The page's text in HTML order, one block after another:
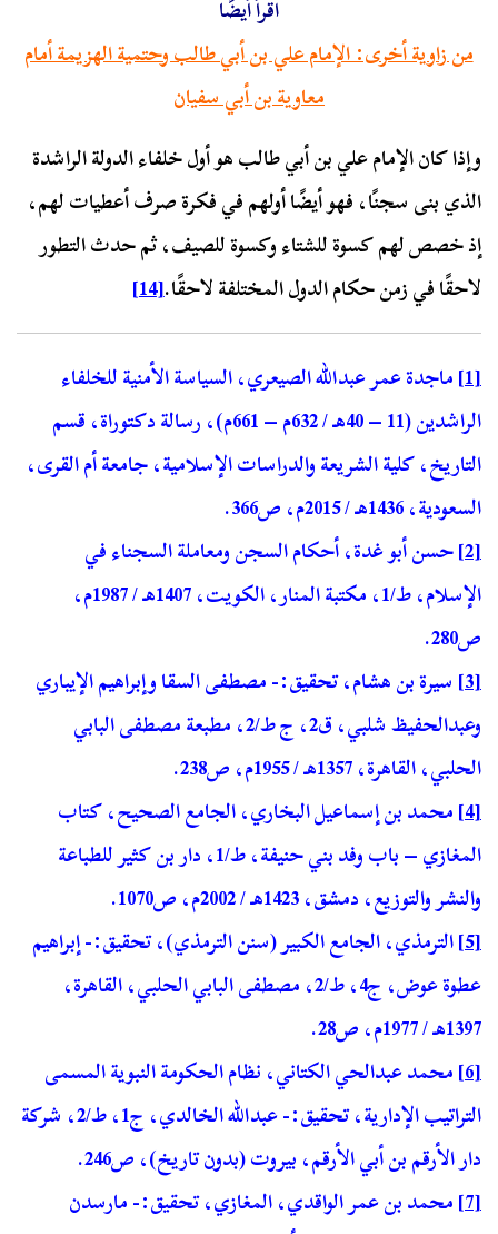
اقرأ أيضًا
من زاوية أخرى: الإمام علي بن أبي طالب وحتمية الهزيمة أمام
معاوية بن أبي سفيان
وإذا كان الإمام علي بن أبي طالب هو أول خلفاء الدولة الراشدة
الذي بنى سجنًا، فهو أيضًا أولهم في فكرة صرف أعطيات لهم،
إذ خصص لهم كسوة للشتاء وكسوة للصيف، ثم حدث التطور
لاحقًا في زمن حكام الدول المختلفة لاحقًا.[14]
[1] ماجدة عمر عبدالله الصيعري، السياسة الأمنية للخلفاء
الراشدين (11 – 40هـ / 632م – 661م)، رسالة دكتوراة، قسم
التاريخ، كلية الشريعة والدراسات الإسلامية، جامعة أم القرى،
السعودية، 1436هـ / 2015م، ص366.
[2] حسن أبو غدة، أحكام السجن ومعاملة السجناء في
الإسلام، ط/1، مكتبة المنار، الكويت، 1407هـ / 1987م،
ص280.
[3] سيرة بن هشام، تحقيق:- مصطفى السقا وإبراهيم الإيباري
وعبدالحفيظ شلبي، ق2، ج ط/2، مطبعة مصطفى البابي
الحلبي، القاهرة، 1357هـ / 1955م، ص238.
[4] محمد بن إسماعيل البخاري، الجامع الصحيح، كتاب
المغازي – باب وفد بني حنيفة، ط/1، دار بن كثير للطباعة
والنشر والتوزيع، دمشق، 1423هـ / 2002م، ص1070.
[5] الترمذي، الجامع الكبير (سنن الترمذي)، تحقيق:- إبراهيم
عطوة عوض، ج4، ط/2، مصطفى البابي الحلبي، القاهرة،
1397هـ / 1977م، ص28.
[6] محمد عبدالحي الكتاني، نظام الحكومة النبوية المسمى
التراتيب الإدارية، تحقيق:- عبدالله الخالدي، ج1، ط/2، شركة
دار الأرقم بن أبي الأرقم، بيروت (بدون تاريخ)، ص246.
[7] محمد بن عمر الواقدي، المغازي، تحقيق:- مارسدن